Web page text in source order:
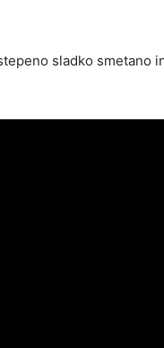
sladko smetano